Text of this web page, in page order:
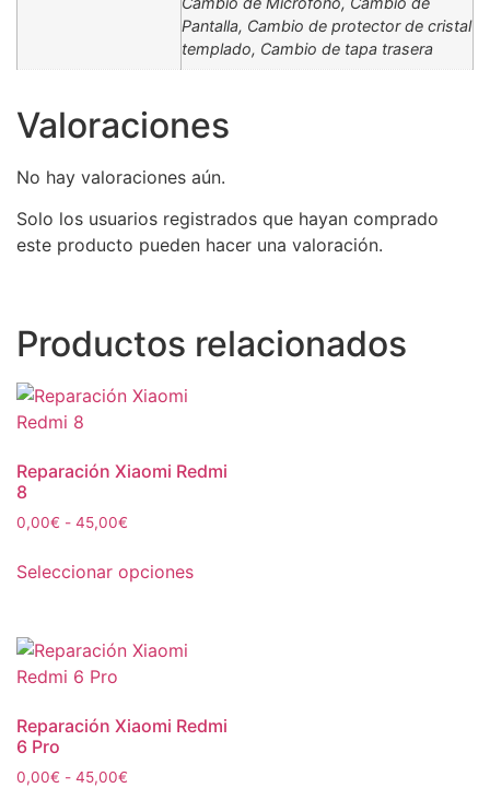
Pantalla, Cambio de protector de cristal
templado, Cambio de tapa trasera
Valoraciones
No hay valoraciones aún.
Solo los usuarios registrados que hayan comprado
este producto pueden hacer una valoración.
Productos relacionados
Reparación Xiaomi Redmi
8
0,00€ - 45,00€
Seleccionar opciones
Reparación Xiaomi Redmi
6 Pro
0,00€ - 45,00€